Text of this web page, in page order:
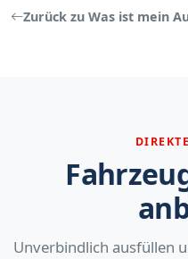
Zurück zu Was ist mein
Unverbindlich ausfüllen